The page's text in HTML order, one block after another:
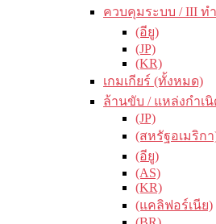
ควบคุมระบบ / III ท
(อียู)
(JP)
(KR)
เกมเกียร์ (ทั้งหมด)
ล้านขับ / แหล่งกำเ
(JP)
(สหรัฐอเมริก
(อียู)
(AS)
(KR)
(แคลิฟอร์เนีย)